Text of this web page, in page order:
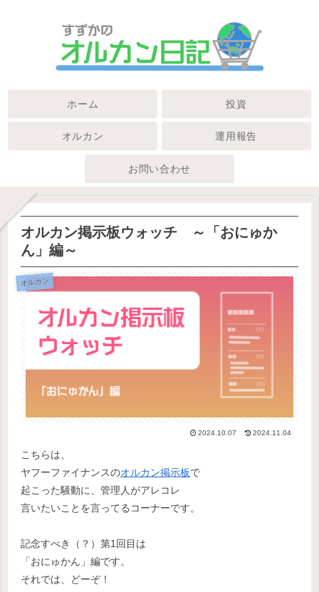
ホーム 投資
オルカン 運用報告
お問い合わせ
オルカン掲示板ウォッチ ～「おにゅか
ん」編～
オルカン
2024.10.07 2024.11.04
こちらは、
ヤフーファイナンスのオルカン掲示板で
起こった騒動に、管理人がアレコレ
言いたいことを言ってるコーナーです。
記念すべき（？）第1回目は
「おにゅかん」編です。
それでは、どーぞ！